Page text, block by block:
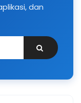
dan